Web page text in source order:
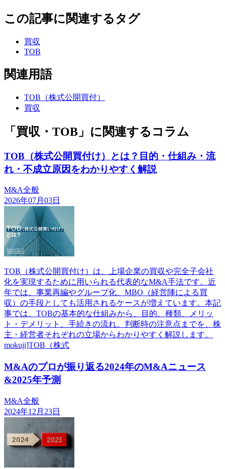
この記事に関連するタグ
買収
TOB
関連用語
TOB（株式公開買付）
買収
「買収・TOB」に関連するコラム
TOB（株式公開買付け）とは？目的・仕組み・流
れ・不成立原因をわかりやすく解説
M&A全般
2026年07月03日
TOB（株式公開買付け）は、上場企業の買収や完全子会社
化を実現するために用いられる代表的なM&A手法です。近
年では、事業再編やグループ化、MBO（経営陣による買
収）の手段としても活用されるケースが増えています。本記
事では、TOBの基本的な仕組みから、目的、種類、メリッ
ト・デメリット、手続きの流れ、判断時の注意点までを、株
主・経営者それぞれの立場からわかりやすく解説します。
mokuji]TOB（株式
M&Aのプロが振り返る2024年のM&Aニュース
&2025年予測
M&A全般
2024年12月23日